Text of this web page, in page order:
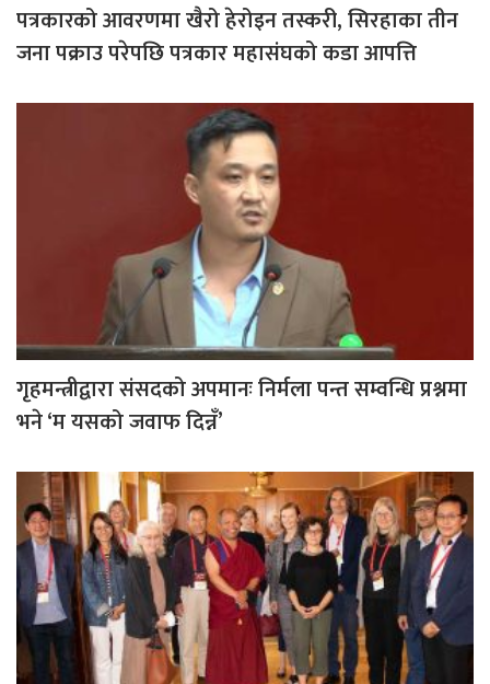
पत्रकारको आवरणमा खैरो हेरोइन तस्करी, सिरहाका तीन
जना पक्राउ परेपछि पत्रकार महासंघको कडा आपत्ति
गृहमन्त्रीद्वारा संसदको अपमानः निर्मला पन्त सम्वन्धि प्रश्नमा
भने ‘म यसको जवाफ दिन्नँ’